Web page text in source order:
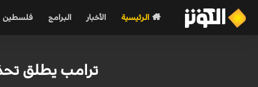
الرئيسية الأخبار البرامج فلسطين
ترامب يطلق